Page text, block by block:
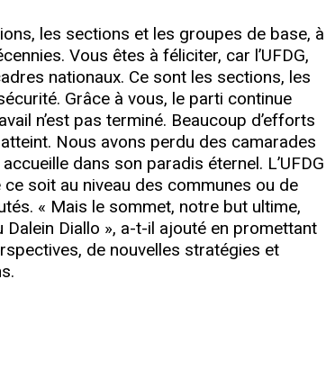
les sections et les groupes de base, à
Vous êtes à féliciter, car l’UFDG,
nationaux. Ce sont les sections, les
Grâce à vous, le parti continue
n’est pas terminé. Beaucoup d’efforts
Nous avons perdu des camarades
dans son paradis éternel. L’UFDG
soit au niveau des communes ou de
« Mais le sommet, notre but ultime,
Diallo », a-t-il ajouté en promettant
de nouvelles stratégies et